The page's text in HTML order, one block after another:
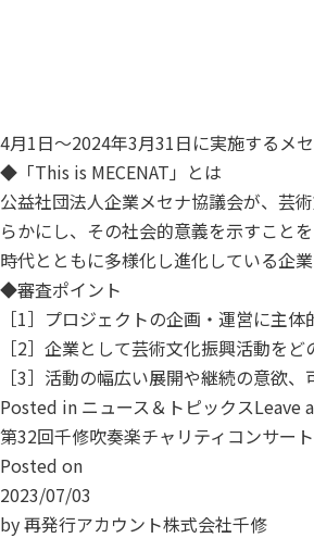
4月1日～2024年3月31日に実施するメ
◆「This is MECENAT」とは
公益社団法人企業メセナ協議会が、芸
らかにし、その社会的意義を示すこと
時代とともに多様化し進化している企
◆審査ポイント
［1］プロジェクトの企画・運営に主
［2］企業として芸術文化振興活動を
［3］活動の幅広い展開や継続の意欲
Posted in ニュース＆トピックスLeave
第32回千修吹奏楽チャリティコンサー
Posted on
2023/07/03
by再発行アカウント株式会社千修